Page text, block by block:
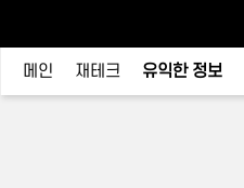
메인 재테크 유익한 정보